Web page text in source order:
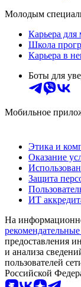
Молодым
Карьера для
Школа
Карьера в
Боты для
Мобильное
Этика и
Оказание
Защита
ИТ
На
предоставления
и анализа
пользователей
Российской